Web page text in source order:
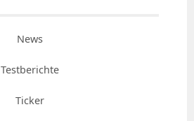
News
Testberichte
Ticker